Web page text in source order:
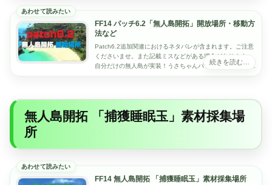
FF14 パッチ6.2「無人島開拓」開放場所・移動方
法など
Patch6.2追加関連におけるネタバレが含まれます。ご注意
くださいませ。また記載ミスなどがある場合があります。
自分だけの無人島が実装！うさちゃんパッチ6.2では新たな
要素「無人島開拓」が実装されます...
無人島開拓 「捕獲睡眠玉」素材採集場
所
FF14 無人島開拓 「捕獲睡眠玉」素材採集場所